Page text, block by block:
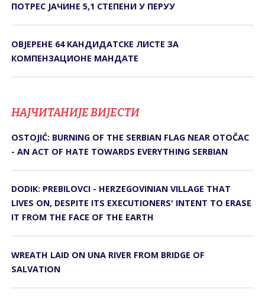
ПОТРЕС ЈАЧИНЕ 5,1 СТЕПЕНИ У ПЕРУУ
ОВЈЕРЕНЕ 64 КАНДИДАТСКЕ ЛИСТЕ ЗА
КОМПЕНЗАЦИОНЕ МАНДАТЕ
НАЈЧИТАНИЈЕ ВИЈЕСТИ
OSTOJIĆ: BURNING OF THE SERBIAN FLAG NEAR OTOČAC
- AN ACT OF HATE TOWARDS EVERYTHING SERBIAN
DODIK: PREBILOVCI - HERZEGOVINIAN VILLAGE THAT
LIVES ON, DESPITE ITS EXECUTIONERS' INTENT TO ERASE
IT FROM THE FACE OF THE EARTH
WREATH LAID ON UNA RIVER FROM BRIDGE OF
SALVATION